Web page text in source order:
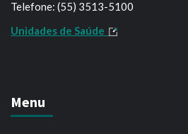
Telefone: (55) 3513-5100
Unidades de Saúde
Menu